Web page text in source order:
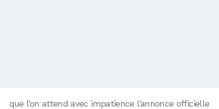
que l’on attend avec impatience l’annonce officielle